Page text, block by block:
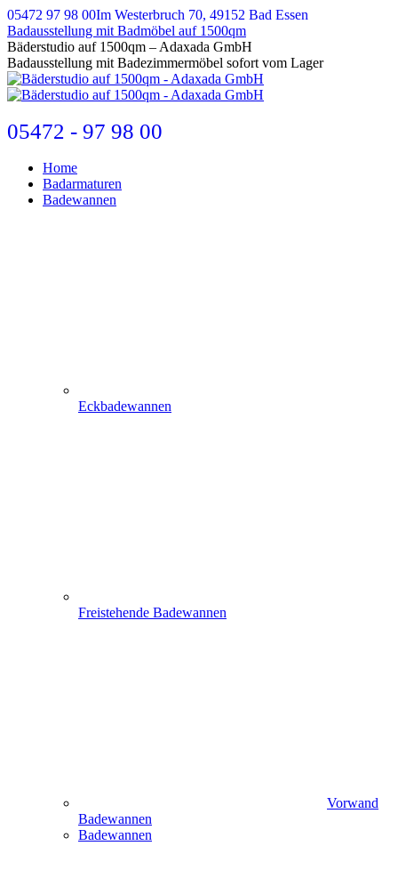
Zum
Inhalt
springen
05472 97 98 00Im Westerbruch 70, 49152 Bad Essen
Badausstellung mit Badmöbel auf 1500qm
E-
Mail
page
opens
new
window
Bäderstudio auf 1500qm – Adaxada GmbH
Badausstellung mit Badezimmermöbel sofort vom Lager
05472 - 97 98 00
Home
Badarmaturen
Badewannen
Eckbadewannen
Freistehende Badewannen
Vorwand
Badewannen
Badewannen